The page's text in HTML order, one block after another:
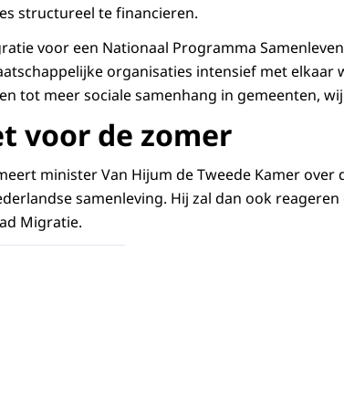
structureel te financieren.
voor een Nationaal Programma
organisaties intensief met elkaar
tot meer sociale samenhang in gemeenten,
voor de zomer
minister Van Hijum de Tweede Kamer over
samenleving. Hij zal dan ook
Migratie.